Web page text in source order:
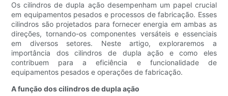
Os cilindros de dupla ação desempenham um papel crucial
em equipamentos pesados ​​e processos de fabricação. Esses
cilindros são projetados para fornecer energia em ambas as
direções, tornando-os componentes versáteis e essenciais
em diversos setores. Neste artigo, exploraremos a
importância dos cilindros de dupla ação e como eles
contribuem para a eficiência e funcionalidade de
equipamentos pesados ​​e operações de fabricação.
A função dos cilindros de dupla ação